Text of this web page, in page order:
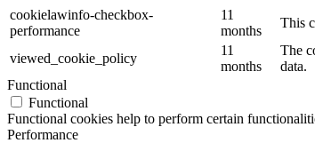
cookielawinfo-checkbox-
performance
11
months
This
viewed_cookie_policy
11
months
The
data.
Functional
Functional
Functional cookies help to perform certain
Performance